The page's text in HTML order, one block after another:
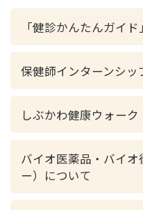
「健診かんたんガイ
保健師インターンシ
しぶかわ健康ウォーク
バイオ医薬品・バイ
ー）について